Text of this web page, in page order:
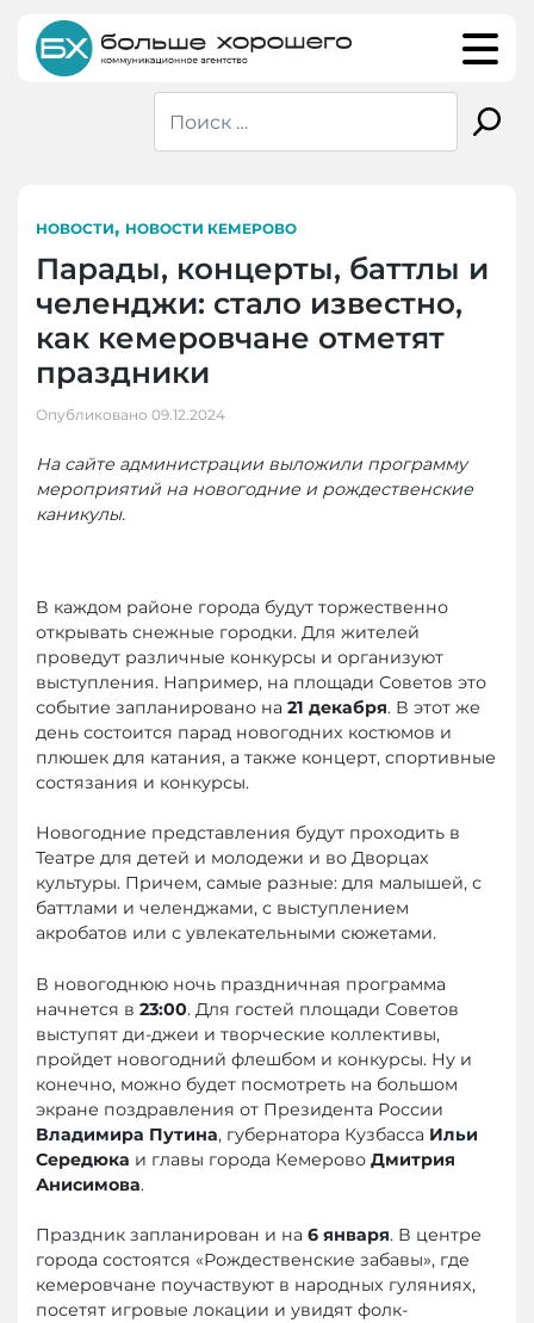
content
НОВОСТИ, НОВОСТИ КЕМЕРОВО
Парады, концерты, баттлы и
челенджи: стало известно,
как кемеровчане отметят
праздники
Опубликовано 09.12.2024
На сайте администрации выложили программу
мероприятий на новогодние и рождественские
каникулы.
В каждом районе города будут торжественно
открывать снежные городки. Для жителей
проведут различные конкурсы и организуют
выступления. Например, на площади Советов это
событие запланировано на 21 декабря. В этот же
день состоится парад новогодних костюмов и
плюшек для катания, а также концерт, спортивные
состязания и конкурсы.
Новогодние представления будут проходить в
Театре для детей и молодежи и во Дворцах
культуры. Причем, самые разные: для малышей, с
баттлами и челенджами, с выступлением
акробатов или с увлекательными сюжетами.
В новогоднюю ночь праздничная программа
начнется в 23:00. Для гостей площади Советов
выступят ди-джеи и творческие коллективы,
пройдет новогодний флешбом и конкурсы. Ну и
конечно, можно будет посмотреть на большом
экране поздравления от Президента России
Владимира Путина, губернатора Кузбасса Ильи
Середюка и главы города Кемерово Дмитрия
Анисимова.
Праздник запланирован и на 6 января. В центре
города состоятся «Рождественские забавы», где
кемеровчане поучаствуют в народных гуляниях,
посетят игровые локации и увидят фолк-